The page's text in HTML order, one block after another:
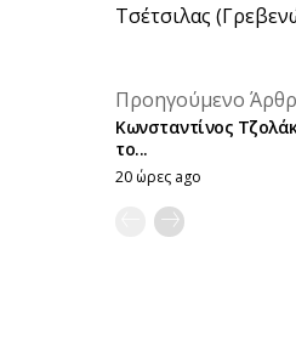
Τσέτσιλας
Προηγούμενο
Κωνσταντίνος
το...
20 ώρες ago